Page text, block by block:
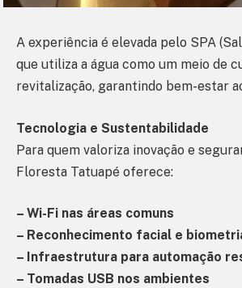
A experiência é elevada pelo SPA
que utiliza a água como um meio de
revitalização, garantindo bem-estar
Tecnologia e Sustentabilidade
Para quem valoriza inovação e
Floresta Tatuapé oferece:
– Wi-Fi nas áreas comuns
– Reconhecimento facial e
– Infraestrutura para automação
– Tomadas USB nos ambientes